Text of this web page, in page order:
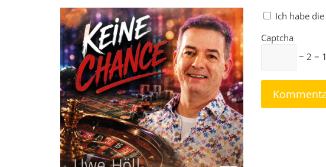
Ich habe die
Captcha
− 2 = 1